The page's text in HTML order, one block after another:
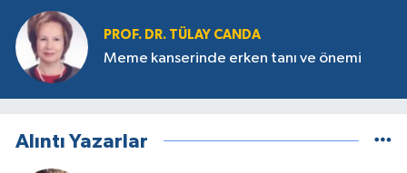
PROF. DR. TÜLAY CANDA
Meme kanserinde erken tanı ve önemi
Alıntı Yazarlar